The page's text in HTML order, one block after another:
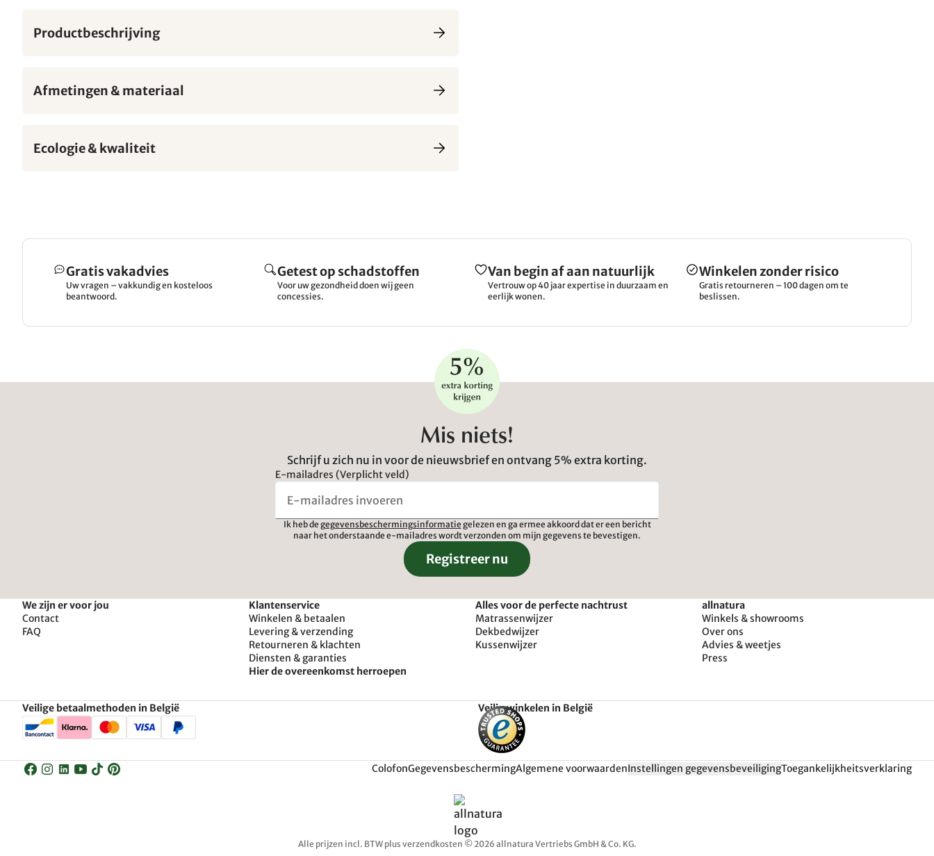
Productbeschrijving
Afmetingen & materiaal
Ecologie & kwaliteit
Gratis vakadvies
Uw vragen – vakkundig en kosteloos
beantwoord.
Getest op schadstoffen
Voor uw gezondheid doen wij geen
concessies.
Van begin af aan natuurlijk
Vertrouw op 40 jaar expertise in duurzaam en
eerlijk wonen.
Winkelen zonder risico
Gratis retourneren – 100 dagen om te
beslissen.
Mis niets!
Schrijf u zich nu in voor de nieuwsbrief en ontvang 5% extra korting.
E-mailadres (Verplicht veld)
Ik heb de gegevensbeschermingsinformatie gelezen en ga ermee akkoord dat er een bericht
naar het onderstaande e-mailadres wordt verzonden om mijn gegevens te bevestigen.
Registreer nu
We zijn er voor jou
Contact
FAQ
Klantenservice
Winkelen & betaalen
Levering & verzending
Retourneren & klachten
Diensten & garanties
Hier de overeenkomst herroepen
Alles voor de perfecte nachtrust
Matrassenwijzer
Dekbedwijzer
Kussenwijzer
allnatura
Winkels & showrooms
Over ons
Advies & weetjes
Press
Veilige betaalmethoden in België Veilig winkelen in België
ColofonGegevensbeschermingAlgemene voorwaardenInstellingen gegevensbeveiligingToegankelijkheitsverklaring
Alle prijzen incl. BTW plus verzendkosten © 2026 allnatura Vertriebs GmbH & Co. KG.